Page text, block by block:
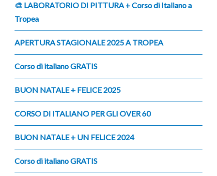
🎨 LABORATORIO DI PITTURA + Corso di Italiano a
Tropea
APERTURA STAGIONALE 2025 A TROPEA
Corso di italiano GRATIS
BUON NATALE + FELICE 2025
CORSO DI ITALIANO PER GLI OVER 60
BUON NATALE + UN FELICE 2024
Corso di italiano GRATIS